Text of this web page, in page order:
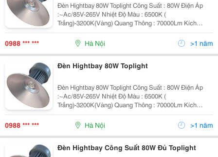
Đèn Hightbay 80W Toplight Công Suất : 80W Điện Áp
:~Ac/85V-265V Nhiệt Độ Màu : 6500K (
Trắng)-3200K(Vàng) Quang Thông : 70000Lm Kích
Thước(Mm): 500*590 Chất Liệu : Nhôm Đúc Giá Cả :
Thỏa Thuận Bảo Hành 2 Năm Đặc Điểm Sản
0988 *** *** Hà Nội >1 năm
Đèn Hightbay 80W Toplight
Đèn Hightbay 80W Toplight Công Suất : 80W Điện Áp
:~Ac/85V-265V Nhiệt Độ Màu : 6500K (
Trắng)-3200K(Vàng) Quang Thông : 70000Lm Kích
Thước(Mm): 500*590 Chất Liệu : Nhôm Đúc Giá Cả :
Thỏa Thuận Bảo Hành 2 Năm Đặc Điểm Sản
0988 *** *** Hà Nội >1 năm
Đèn Hightbay Công Suất 80W Đủ Toplight